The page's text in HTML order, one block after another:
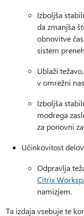
Izboljša
da zmanjša
obnovitve
sistem
Ublaži
v omrežni
Izboljša
modrega
za ponovni
Učinkovitost
Odpravlja
Citrix
namizjem.
Ta izdaja vsebuje te